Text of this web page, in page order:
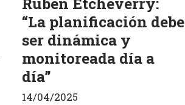
“La planificación debe
ser dinámica y
monitoreada día a
día”
14/04/2025